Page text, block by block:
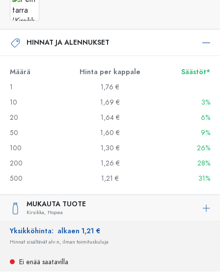
HINNAT JA ALENNUKSET
Määrä Hinta per kappale
Säästöt*
1
1,76 €
10
1,69 €
3%
20
1,64 €
6%
50
1,60 €
9%
100
1,30 €
26%
200
1,26 €
28%
500
1,21 € 31%
MUKAUTA TUOTE
Kirsikka, Hopea
Yksikköhinta: alkaen 1,21 €
Hinnat sisältävät alv:n, ilman toimituskuluja
Ei enää saatavilla